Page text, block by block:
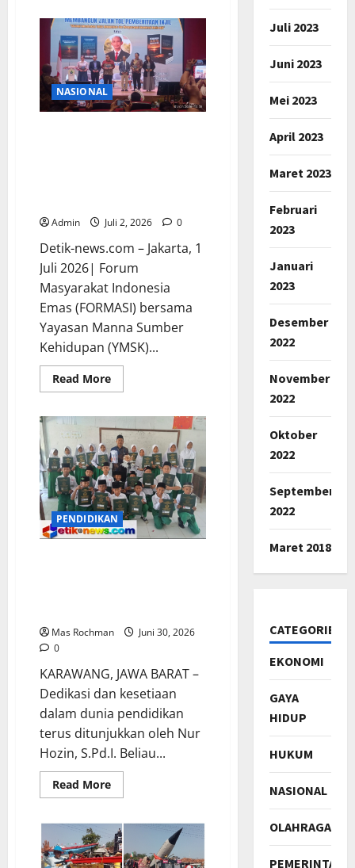
Sekretariat
HMG
UNJANI
Diresmikan,
Siap
Jadi
Wadah
Kegiatan
Solidaritas
NASIONAL
Admin Juli 2, 2026 0
Detik-news.com – Jakarta, 1
Juli 2026| Forum
Masyarakat Indonesia
Emas (FORMASI) bersama
Yayasan Manna Sumber
Kehidupan (YMSK)...
Read MoreRead
more
dan
GKII
Gelar
Launching
Buku
“Membangun
Jalan
Tol
Pemberitaan
Injil”
di
PENDIDIKAN
Mas Rochman
Juni 30, 2026
0
KARAWANG, JAWA BARAT –
Dedikasi dan kesetiaan
dalam dunia pendidikan
terus ditunjukkan oleh Nur
Hozin, S.Pd.I. Beliau...
Read MoreRead
more
Hozin.S.Pd.I.,
Inisiator
Pendidik
Dan
Juli 2023
Juni 2023
Mei 2023
April 2023
Maret 2023
Februari
2023
Januari
2023
Desember
2022
November
2022
Oktober
2022
September
2022
Maret 2018
CATEGORIES
EKONOMI
GAYA
HIDUP
HUKUM
NASIONAL
OLAHRAGA
PEMERINTAH